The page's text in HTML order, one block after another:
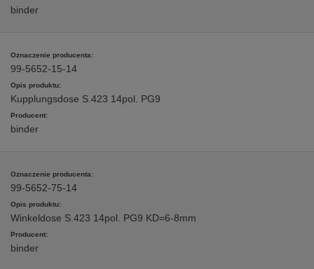
binder
99-5652-15-14
Kupplungsdose S.423 14pol. PG9
binder
99-5652-75-14
Winkeldose S.423 14pol. PG9 KD=6-8mm
binder